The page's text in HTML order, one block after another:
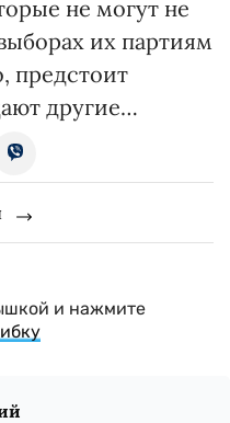
не могут не
их партиям
предстоит
другие…
и нажмите